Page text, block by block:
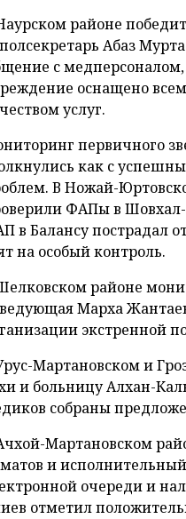
районе
Абаз
с
оснащено
услуг.
первичного
как с
В Ножай-
ФАПы в
в Балансу пострадал
на особый контроль.
районе
Марха
экстренной
Мартановском и
и больницу Алхан-
собраны
Мартановском
и
очереди и
отметил